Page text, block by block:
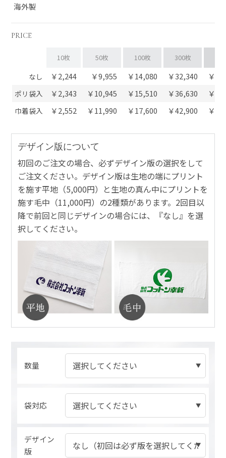
海外製
PRICE
10枚 50枚 100枚 300枚
なし ￥2,244 ￥9,955 ￥14,080 ￥32,340 ￥
ポリ袋入 ￥2,343 ￥10,945 ￥15,510 ￥36,630 ￥
巾着袋入 ￥2,552 ￥11,990 ￥17,600 ￥42,900 ￥
デザイン版について
初回のご注文の場合、必ずデザイン版の選択をして
ご注文ください。デザイン版は生地の端にプリント
を施す平地（5,000円）と生地の真ん中にプリントを
施す毛中（11,000円）の2種類があります。2回目以
降で前回と同じデザインの場合には、『なし』を選
択してください。
数量
袋対応
デザイン
版